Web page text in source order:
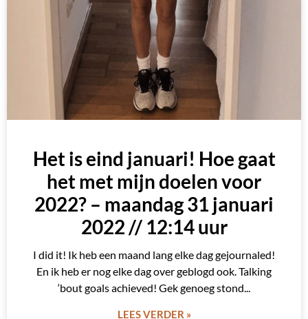
Het is eind januari! Hoe gaat
het met mijn doelen voor
2022? – maandag 31 januari
2022 // 12:14 uur
I did it! Ik heb een maand lang elke dag gejournaled!
En ik heb er nog elke dag over geblogd ook. Talking
‘bout goals achieved! Gek genoeg stond
LEES VERDER »